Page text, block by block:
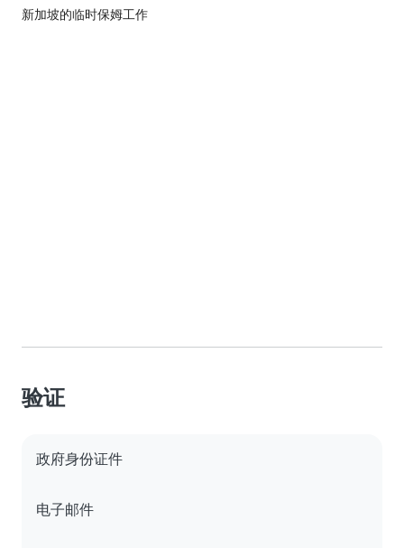
新加坡的临时保姆工作
验证
政府身份证件
电子邮件